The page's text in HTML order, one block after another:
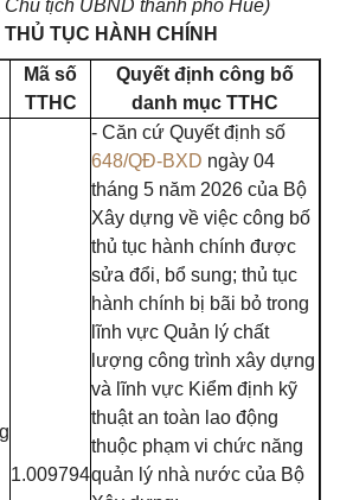
tịch UBND thành phố Huế)
TỤC HÀNH CHÍNH
Mã số
TTHC
Quyết định công bố
danh mục TTHC
1.009794
- Căn cứ Quyết định số
648/QĐ-BXD ngày 04
tháng 5 năm 2026 của Bộ
Xây dựng về việc công bố
thủ tục hành chính được
sửa đổi, bổ sung; thủ tục
hành chính bị bãi bỏ trong
lĩnh vực Quản lý chất
lượng công trình xây dựng
và lĩnh vực Kiểm định kỹ
thuật an toàn lao động
thuộc phạm vi chức năng
quản lý nhà nước của Bộ